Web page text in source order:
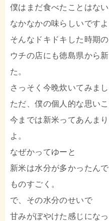
僕はまだ食べたことはな
なかなかの味らしいですよ
そんなドキドキした時期
ウチの店にも徳島県から
た。
さっそく今晩炊いてみまし
ただ、僕の個人的な思い
今までは新米ってあんま
よ。
なぜかってゆーと
新米は水分が多かったんで
ものすごく。
で、その水分のせいで
甘みがぼやけた感じになっ